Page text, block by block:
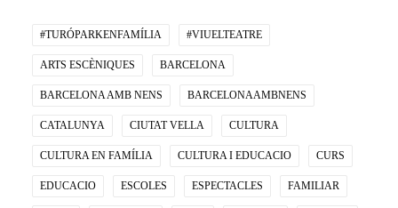
#TURÓPARKENFAMÍLIA #VIUELTEATRE
ARTS ESCÈNIQUES BARCELONA
BARCELONA AMB NENS BARCELONAAMBNENS
CATALUNYA CIUTAT VELLA CULTURA
CULTURA EN FAMÍLIA CULTURA I EDUCACIO CURS
EDUCACIO ESCOLES ESPECTACLES FAMILIAR